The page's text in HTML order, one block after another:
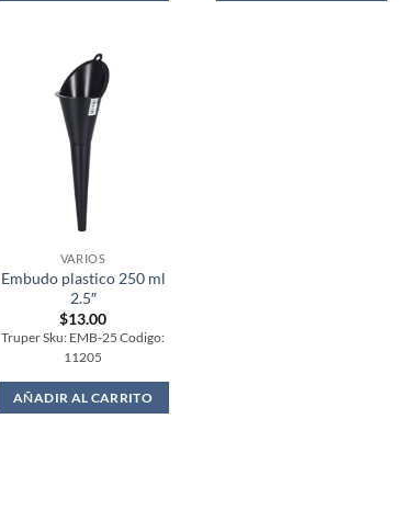
VARIOS
Embudo plastico 250 ml
2.5″
$13.00
Truper Sku: EMB-25 Codigo:
11205
AÑADIR AL CARRITO